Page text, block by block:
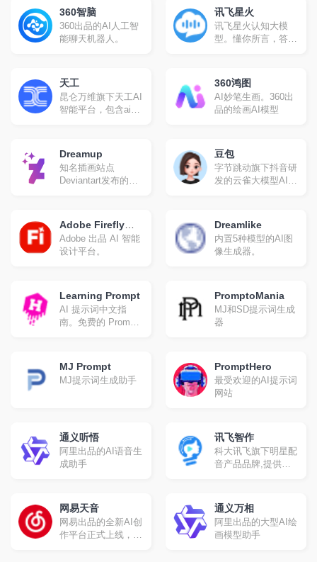
堆友围绕品质、效
率、技能、成就、收
入五大用户价值布局
平台能力, 全力服务
然语言对话的方式，
理解用户指令并执行
任务，帮助用户实现
人获取信息，知识和
360智脑
360出品的AI人工智
能聊天机器人。
讯飞星火
讯飞星火认知大模
型。懂你所言，答你
天工
昆仑万维旗下天工AI
智能平台，包含ai对
360鸿图
AI妙笔生画。360出
品的绘画AI模型
Dreamup
知名插画站点
Deviantart发布的AI
豆包
字节跳动旗下抖音研
发的云雀大模型AI对
Adobe Firefly
(Beta)
Adobe 出品 AI 智能
设计平台。
Dreamlike
内置5种模型的AI图
像生成器。
Learning Prompt
AI 提示词中文指
南。免费的 Prompt
和 Midjourney 教程
PromptoMania
MJ和SD提示词生成
器
MJ Prompt
MJ提示词生成助手
PromptHero
最受欢迎的AI提示词
网站
通义听悟
阿里出品的AI语音生
成助手
讯飞智作
科大讯飞旗下明星配
音产品品牌,提供合
配音、AI虚拟主播等
一站式配音服务。
网易天音
网易出品的全新AI创
作平台正式上线，海
通义万相
阿里出品的大型AI绘
画模型助手